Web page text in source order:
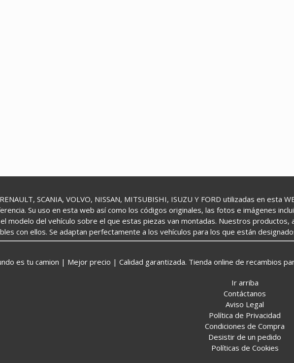
SCANIA, VOLVO, NISSAN, MITSUBISHI, ISUZU Y FORD utilizadas en esta
Su uso en esta web así como los códigos originales, las fotos e imágenes
modelo del vehículo sobre el que estas piezas van montadas. Nuestros productos,
con ellos. Se adaptan perfectamente a los vehículos para los que están
es tu camion | Mejor precio | Calidad garantizada. Tienda online de recambios
Ir arriba
Contáctanos
Aviso Legal
Política de Privacidad
Condiciones de Compra
Desistir de un pedido
Políticas de Cookies